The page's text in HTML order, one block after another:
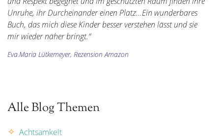
Unruhe, ihr Durcheinander einen Platz…Ein wunderbares
Buch, das mich diese Kinder besser verstehen lässt und sie
mir wieder näher bringt.“
Eva.Maria Lütkemeyer, Rezension Amazon
Alle Blog Themen
Achtsamkeit